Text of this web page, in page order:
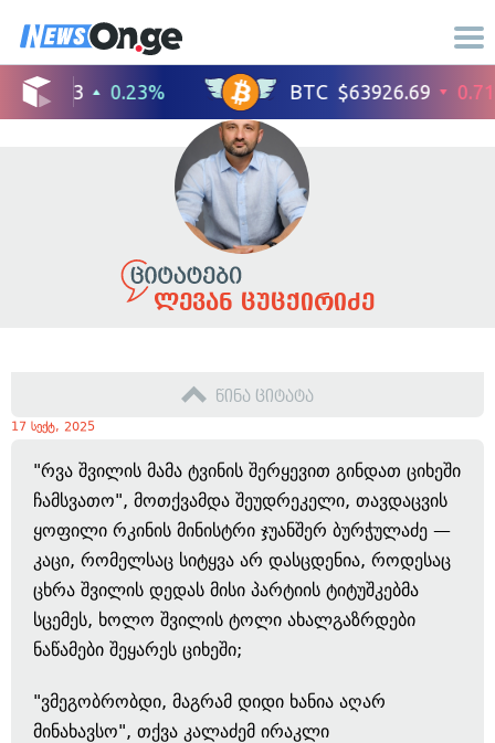
ლევან ცუცქირიძე
წინა ციტატა
17 სექტ, 2025
"რვა შვილის მამა ტვინის შერყევით გინდათ ციხეში
ჩამსვათო", მოთქვამდა შეუდრეკელი, თავდაცვის
ყოფილი რკინის მინისტრი ჯუანშერ ბურჭულაძე —
კაცი, რომელსაც სიტყვა არ დასცდენია, როდესაც
ცხრა შვილის დედას მისი პარტიის ტიტუშკებმა
სცემეს, ხოლო შვილის ტოლი ახალგაზრდები
ნაწამები შეყარეს ციხეში;
"ვმეგობრობდი, მაგრამ დიდი ხანია აღარ
მინახავსო", თქვა კალაძემ ირაკლი